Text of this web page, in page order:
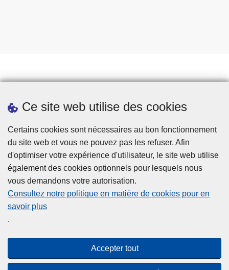
Ce site web utilise des cookies
Certains cookies sont nécessaires au bon fonctionnement
du site web et vous ne pouvez pas les refuser. Afin
d'optimiser votre expérience d'utilisateur, le site web utilise
également des cookies optionnels pour lesquels nous
vous demandons votre autorisation.
Consultez notre politique en matière de cookies pour en
savoir plus
.
Accepter tout
Téléchargements
Presse
Accessibilité